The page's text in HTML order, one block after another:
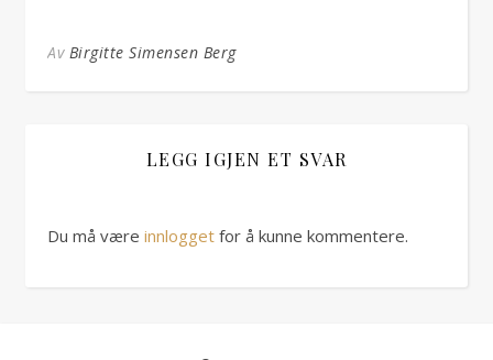
Av Birgitte Simensen Berg
LEGG IGJEN ET SVAR
Du må være innlogget for å kunne kommentere.